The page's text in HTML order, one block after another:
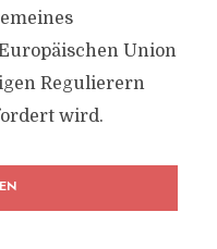
Union
Regulierern
wird.